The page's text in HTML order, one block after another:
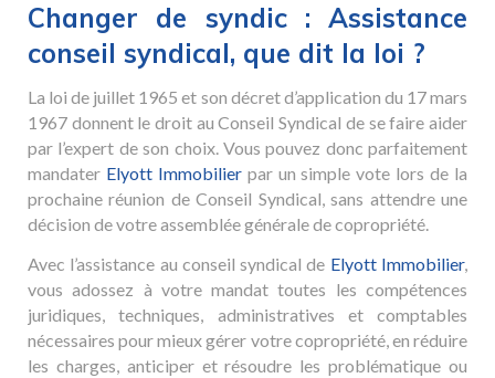
Changer de syndic : Assistance
conseil syndical, que dit la loi ?
La loi de juillet 1965 et son décret d’application du 17 mars
1967 donnent le droit au Conseil Syndical de se faire aider
par l’expert de son choix. Vous pouvez donc parfaitement
mandater Elyott Immobilierpar un simple vote lors de la
prochaine réunion de Conseil Syndical, sans attendre une
décision de votre assemblée générale de copropriété.
Avec l’assistance au conseil syndical de Elyott Immobilier,
vous adossez à votre mandat toutes les compétences
juridiques, techniques, administratives et comptables
nécessaires pour mieux gérer votre copropriété, en réduire
les charges, anticiper et résoudre les problématique ou